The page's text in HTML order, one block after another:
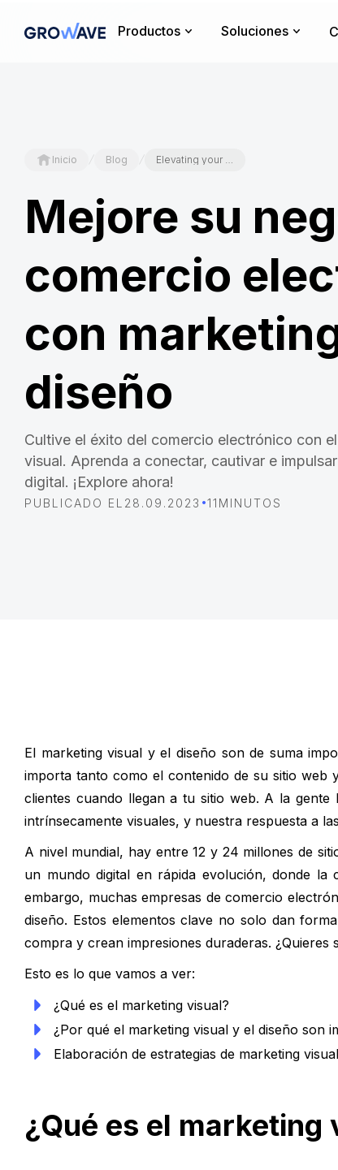
Productos Soluciones
Inicio / Blog / Elevating your Ecommerce Business with Visual Marketing and Design
Mejore su
comercio
con
diseño
Cultive el éxito del comercio electrónico con
visual. Aprenda a conectar, cautivar e
digital. ¡Explore ahora!
PUBLICADO EL 28.09.2023 •11 MINUTOS
El marketing visual y el diseño son de suma
importa tanto como el contenido de su sitio
clientes cuando llegan a tu sitio web. A la
intrínsecamente visuales, y nuestra respuesta a
A nivel mundial, hay entre 12 y 24 millones de
un mundo digital en rápida evolución, donde
embargo, muchas empresas de comercio
diseño. Estos elementos clave no solo dan
compra y crean impresiones duraderas.
Esto es lo que vamos a ver:
¿Qué es el marketing visual?
¿Por qué el marketing visual y el diseño son
Elaboración de estrategias de marketing
¿Qué es el marketing